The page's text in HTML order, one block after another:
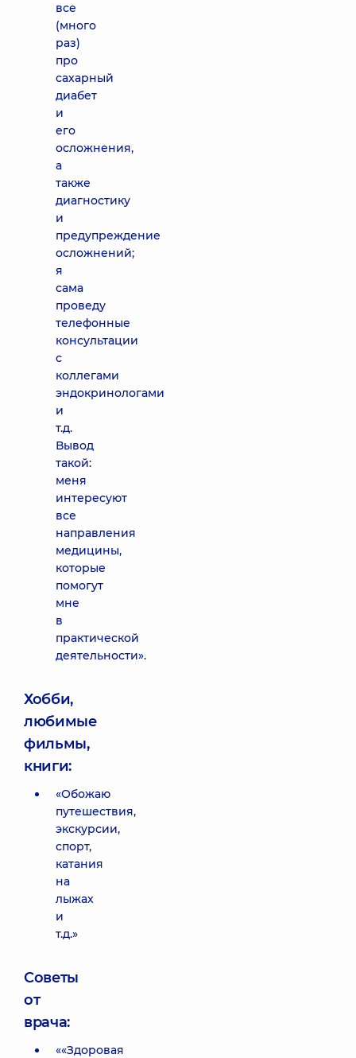
все
(много
раз)
про
сахарный
диабет
и
его
осложнения,
а
также
диагностику
и
предупреждение
осложнений;
я
сама
проведу
телефонные
консультации
с
коллегами
эндокринологами
и
т.д.
Вывод
такой:
меня
интересуют
все
направления
медицины,
которые
помогут
мне
в
практической
деятельности».
Хобби,
любимые
фильмы,
книги:
«Обожаю
путешествия,
экскурсии,
спорт,
катания
на
лыжах
и
т.д.»
Советы
от
врача:
««Здоровая